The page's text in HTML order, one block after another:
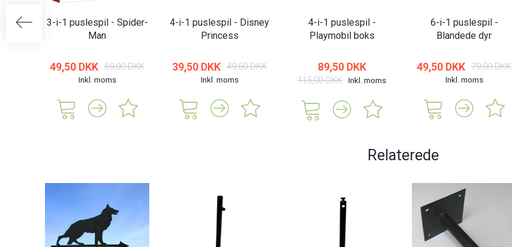
3-i-1 puslespil - Spider-
Man
49,50 DKK 69,00 DKK
Inkl. moms
4-i-1 puslespil - Disney
Princess
39,50 DKK 49,50 DKK
Inkl. moms
4-i-1 puslespil -
Playmobil boks
89,50 DKK
115,00 DKK Inkl. moms
6-i-1 puslespil -
Blandede dyr
49,50 DKK 79,00 DKK
Inkl. moms
Relaterede